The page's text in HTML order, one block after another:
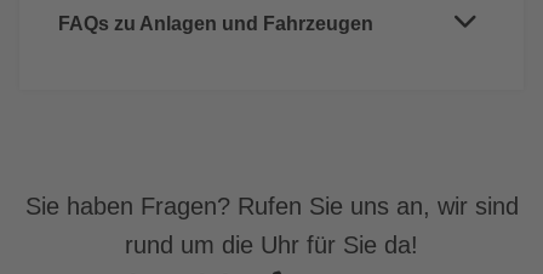
Fahrkartenverkauf Bus
Fahrzeugvermietung
Fundbüro
Anschlusssicherung
FAQs zu Anlagen und Fahrzeugen
Haltestelle
Sie haben Fragen? Rufen Sie uns an, wir sind
rund um die Uhr für Sie da!